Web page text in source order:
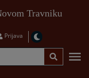
Travniku
Prijava